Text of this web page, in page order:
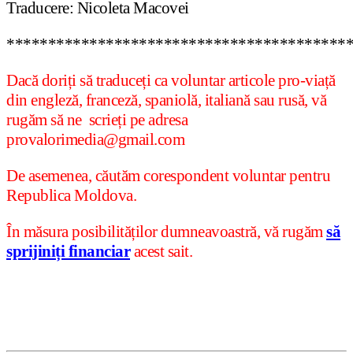
Traducere: Nicoleta Macovei
Dacă doriți să traduceți ca voluntar articole pro-viață
din engleză, franceză, spaniolă, italiană sau rusă, vă
rugăm să ne scrieți pe adresa
provalorimedia@gmail.com
De asemenea, căutăm corespondent voluntar pentru
Republica Moldova.
În măsura posibilităților dumneavoastră, vă rugămsă
sprijiniți financiar acest sait.